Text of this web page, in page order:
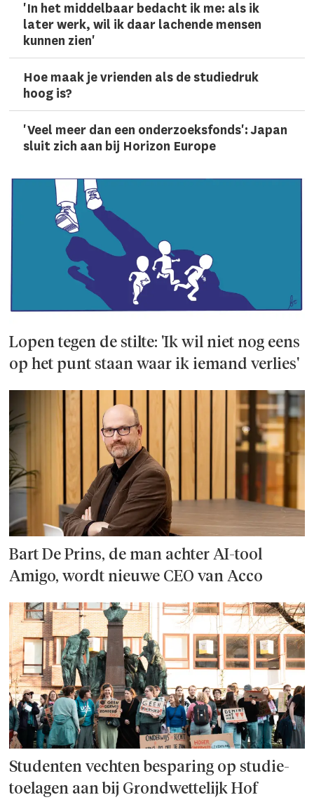
'In het middelbaar bedacht ik me: als ik
later werk, wil ik daar lachen­de mensen
kunnen zien'
Hoe maak je vrienden als de studiedruk
hoog is?
'Veel meer dan een onderzoeks­fonds': Japan
sluit zich aan bij Horizon Europe
Lopen tegen de stilte: 'Ik wil niet nog eens
op het punt staan waar ik iemand verlies'
Bart De Prins, de man achter AI-tool
Amigo, wordt nieuwe CEO van Acco
Studenten vechten besparing op studie­
toelagen aan bij Grondwettelijk Hof